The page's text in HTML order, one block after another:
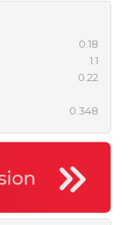
0.18
1.1
0.22
0.348